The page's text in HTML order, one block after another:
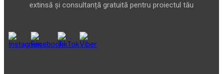
extinsă și consultanță gratuită pentru proiectul tău